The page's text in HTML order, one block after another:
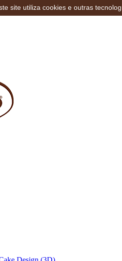
site utiliza cookies e outras